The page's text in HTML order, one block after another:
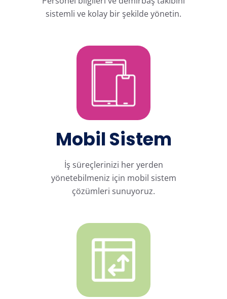
sistemli ve kolay bir şekilde yönetin.
Mobil Sistem
İş süreçlerinizi her yerden
yönetebilmeniz için mobil sistem
çözümleri sunuyoruz.